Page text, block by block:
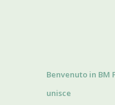
Benvenuto in BM
unisce